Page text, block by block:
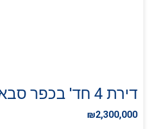
דירת 4 חד' בכפר סבא
₪2,300,000